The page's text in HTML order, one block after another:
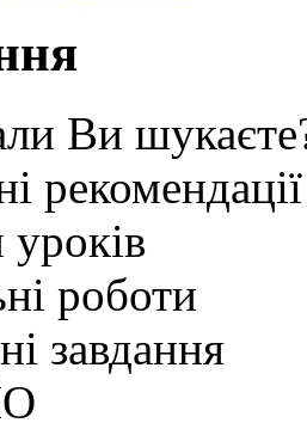
Ви
рекомендації
роботи
завдання